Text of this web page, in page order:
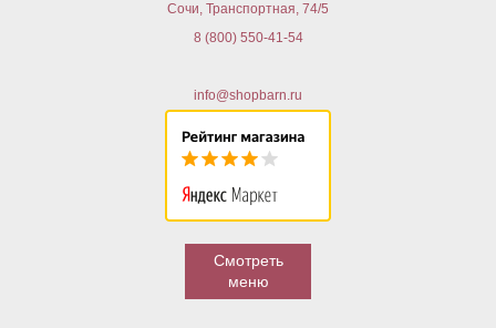
Сочи, Транспортная, 74/5
8 (800) 550-41-54
info@shopbarn.ru
Смотреть
меню